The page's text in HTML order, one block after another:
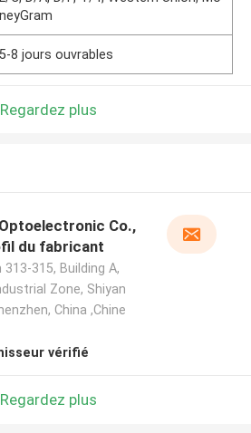
neyGram
5-8 jours ouvrables
Regardez plus
Co.,
du fabricant
313-315, Building A,
Zone, Shiyan
China ,Chine
vérifié
Regardez plus